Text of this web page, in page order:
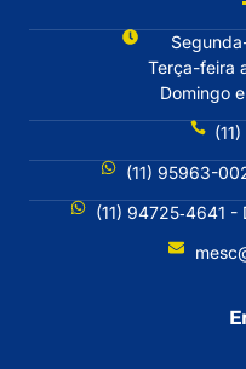
Terça-feira
Domingo
(11) 95963-
(11) 94725‐4641